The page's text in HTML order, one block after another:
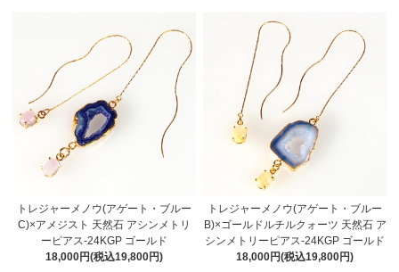
トレジャーメノウ(アゲート・ブルー
C)×アメジスト 天然石 アシンメトリ
ーピアス-24KGP ゴールド
18,000円(税込19,800円)
トレジャーメノウ(アゲート・ブルー
B)×ゴールドルチルクォーツ 天然石 ア
シンメトリーピアス-24KGP ゴールド
18,000円(税込19,800円)